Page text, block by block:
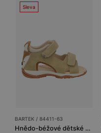
Sleva
BARTEK / 84411-63
Hnědo-béžové dětské sandály s aplikací lišky BARTEK 84411-63